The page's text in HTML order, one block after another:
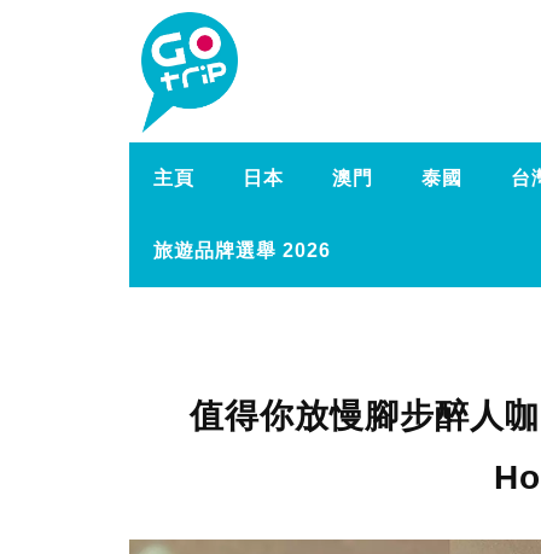
主頁 日本 澳門 泰國 台
旅遊品牌選舉 2026
值得你放慢腳步醉人